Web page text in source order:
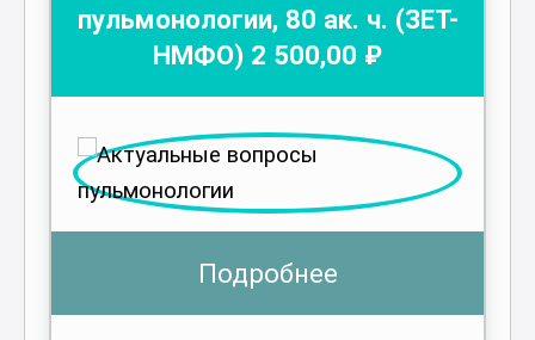
пульмонологии, 80 ак. ч. (ЗЕТ-
НМФО) 2 500,00 ₽
Подробнее